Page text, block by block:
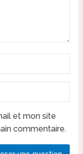
et mon site
commentaire.